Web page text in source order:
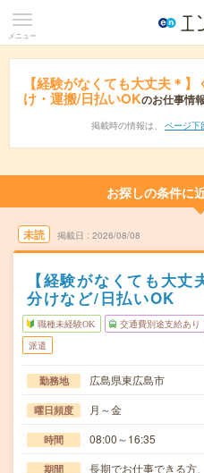
メニュー
【経験がなくても大丈夫＊
け・運搬/日払いOKのお仕事情
掲載時の情報は、 ページ下
お探しの条件に
未読 掲載日 2026/08/08
【経験がなくても大
分けなど/日払いOK
職種未経験OK 交通費別途支給あり
派遣
勤務地 広島県東広島市
曜日頻度 月～金
時間 08:00～16:35
期間 長期でお仕事できる方